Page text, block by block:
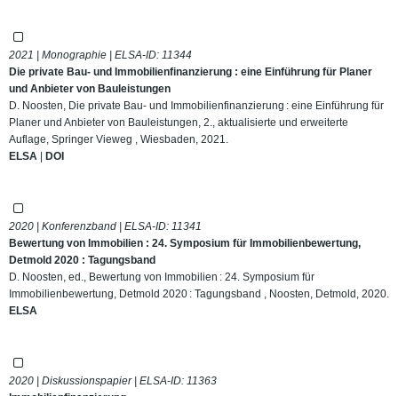
2021 | Monographie | ELSA-ID: 11344
Die private Bau- und Immobilienfinanzierung : eine Einführung für Planer
und Anbieter von Bauleistungen
D. Noosten, Die private Bau- und Immobilienfinanzierung : eine Einführung für
Planer und Anbieter von Bauleistungen, 2., aktualisierte und erweiterte
Auflage, Springer Vieweg , Wiesbaden, 2021.
ELSA | DOI
2020 | Konferenzband | ELSA-ID: 11341
Bewertung von Immobilien : 24. Symposium für Immobilienbewertung,
Detmold 2020 : Tagungsband
D. Noosten, ed., Bewertung von Immobilien : 24. Symposium für
Immobilienbewertung, Detmold 2020 : Tagungsband , Noosten, Detmold, 2020.
ELSA
2020 | Diskussionspapier | ELSA-ID: 11363